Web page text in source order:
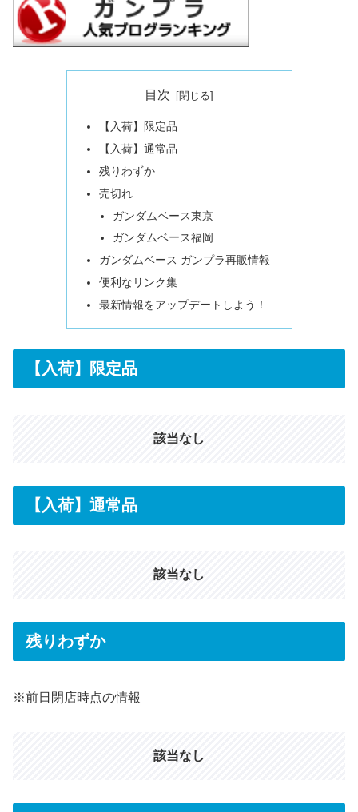
目次
【入荷】限定品
【入荷】通常品
残りわずか
売切れ
ガンダムベース東京
ガンダムベース福岡
ガンダムベース ガンプラ再販情報
便利なリンク集
最新情報をアップデートしよう！
【入荷】限定品
該当なし
【入荷】通常品
該当なし
残りわずか
※前日閉店時点の情報
該当なし